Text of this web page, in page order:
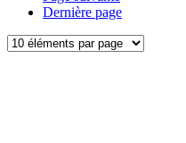
Dernière page